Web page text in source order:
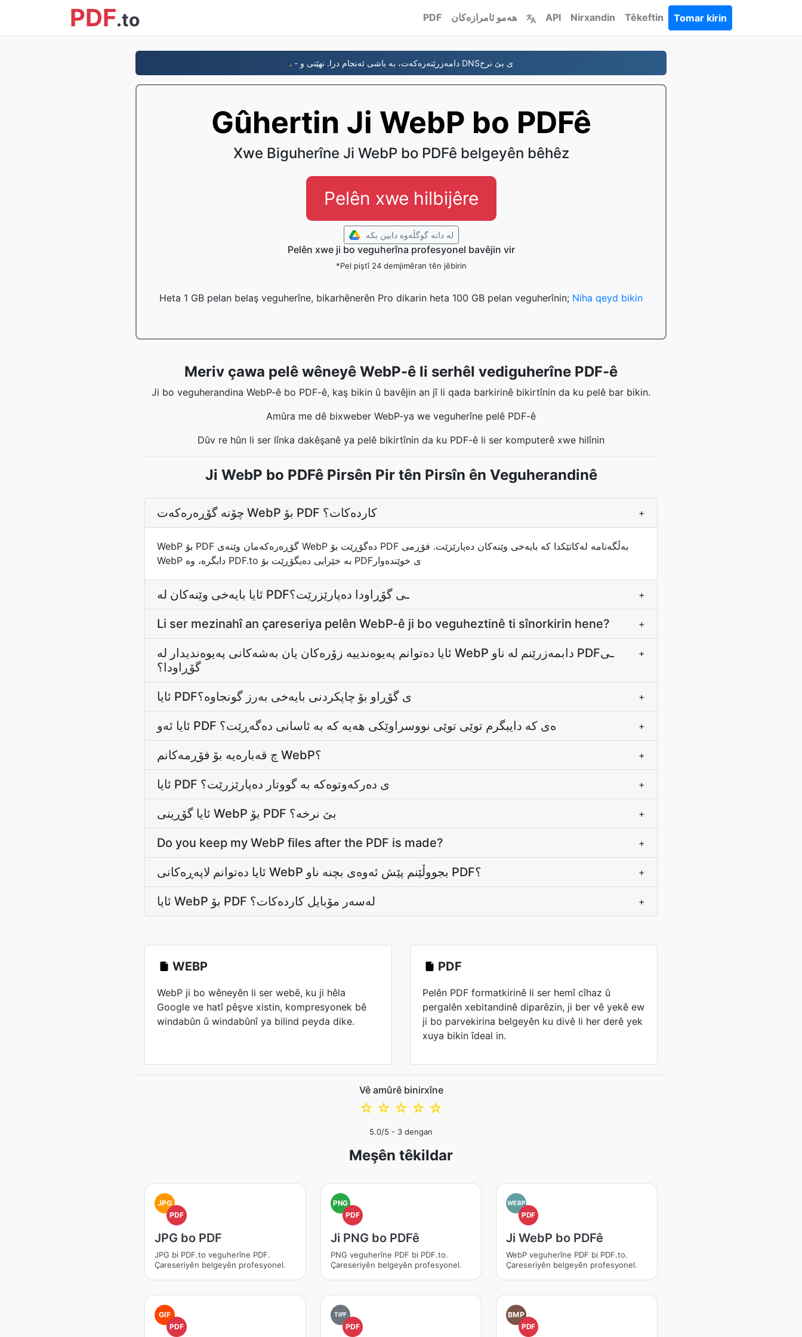
PDF.to PDF هەمو ئامرازەکان API Nirxandin Têkeftin Tomar kirin
. - دامەزرێنەرەکەت، بە باشی ئەنجام درا. نهێنی و DNSی بێ نرخ
Gûhertin Ji WebP bo PDFê
Xwe Biguherîne Ji WebP bo PDFê belgeyên bêhêz
Pelên xwe hilbijêre
لە دانە گوگڵەوە دابین بکە
Pelên xwe ji bo veguherîna profesyonel bavêjin vir
*Pel piştî 24 demjimêran tên jêbirin
Heta 1 GB pelan belaş veguherîne, bikarhênerên Pro dikarin heta 100 GB pelan veguherînin; Niha qeyd bikin
Meriv çawa pelê wêneyê WebP-ê li serhêl vediguherîne PDF-ê
Ji bo veguherandina WebP-ê bo PDF-ê, kaş bikin û bavêjin an jî li qada barkirinê bikirtînin da ku pelê bar bikin.
Amûra me dê bixweber WebP-ya we veguherîne pelê PDF-ê
Dûv re hûn li ser lînka dakêşanê ya pelê bikirtînin da ku PDF-ê li ser komputerê xwe hilînin
Ji WebP bo PDFê Pirsên Pir tên Pirsîn ên Veguherandinê
چۆنە گۆڕەرەکەت WebP بۆ PDF کاردەکات؟ +
WebP بۆ PDF گۆڕەرەکەمان وێنەی WebP دەگۆڕێت بۆ PDF بەڵگەنامە لەکاتێکدا کە بایەخی وێنەکان دەپارێزێت. فۆڕمی
WebP دابگرە، وە PDF.to بە خێرایی دەیگۆڕێت بۆ PDFی خوێندەوار
ئایا بایەخی وێنەکان لە PDFـی گۆڕاودا دەپارێزرێت؟ +
Li ser mezinahî an çareseriya pelên WebP-ê ji bo veguheztinê ti sînorkirin hene? +
ئایا دەتوانم پەیوەندییە زۆرەکان یان بەشەکانی پەیوەندیدار لە WebP دابمەزرێنم لە ناو PDFـی
گۆڕاودا؟
+
ئایا PDFی گۆڕاو بۆ چاپکردنی بایەخی بەرز گونجاوە؟ +
ئایا ئەو PDF ەی کە دایبگرم توێی توێی نووسراوێکی هەیە کە بە ئاسانی دەگەڕێت؟ +
چ قەبارەیە بۆ فۆڕمەکانم WebP؟ +
ئایا PDF ی دەرکەوتوەکە بە گووتار دەپارێزرێت؟ +
ئایا گۆڕینی WebP بۆ PDF بێ نرخه‌؟ +
Do you keep my WebP files after the PDF is made? +
ئایا دەتوانم لاپه‌ڕه‌کانی WebP بجووڵێنم پێش ئه‌وه‌ی بچنه ناو PDF؟ +
ئایا WebP بۆ PDF لەسەر مۆبایل کاردەکات؟ +
WEBP
WebP ji bo wêneyên li ser webê, ku ji hêla
Google ve hatî pêşve xistin, kompresyonek bê
windabûn û windabûnî ya bilind peyda dike.
PDF
Pelên PDF formatkirinê li ser hemî cîhaz û
pergalên xebitandinê diparêzin, ji ber vê yekê ew
ji bo parvekirina belgeyên ku divê li her derê yek
xuya bikin îdeal in.
Vê amûrê binirxîne
☆
☆
☆
☆
☆
5.0/5 - 3 dengan
Meşên têkildar
JPG
PDF
JPG bo PDF
JPG bi PDF.to veguherîne PDF.
Çareseriyên belgeyên profesyonel.
PNG
PDF
Ji PNG bo PDFê
PNG veguherîne PDF bi PDF.to.
Çareseriyên belgeyên profesyonel.
WEBP
PDF
Ji WebP bo PDFê
WebP veguherîne PDF bi PDF.to.
Çareseriyên belgeyên profesyonel.
GIF
PDF
TIFF
PDF
BMP
PDF